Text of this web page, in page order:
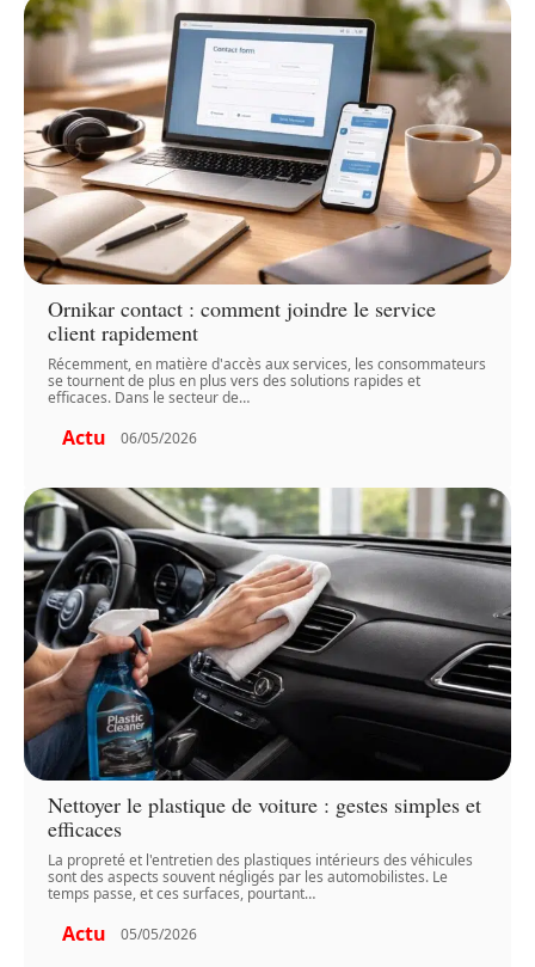
Ornikar contact : comment joindre le service
client rapidement
Récemment, en matière d'accès aux services, les consommateurs
se tournent de plus en plus vers des solutions rapides et
efficaces. Dans le secteur de…
Actu 06/05/2026
Nettoyer le plastique de voiture : gestes simples et
efficaces
La propreté et l'entretien des plastiques intérieurs des véhicules
sont des aspects souvent négligés par les automobilistes. Le
temps passe, et ces surfaces, pourtant…
Actu 05/05/2026